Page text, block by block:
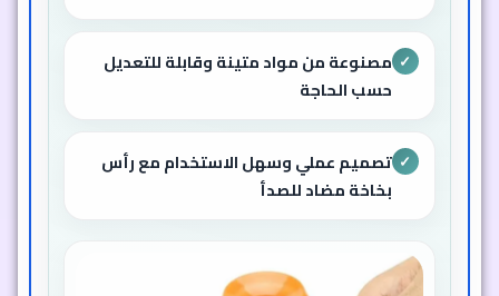
✓ مصنوعة من مواد متينة وقابلة للتعديل
حسب الحاجة
✓ تصميم عملي وسهل الاستخدام مع رأس
بخاخة مضاد للصدأ